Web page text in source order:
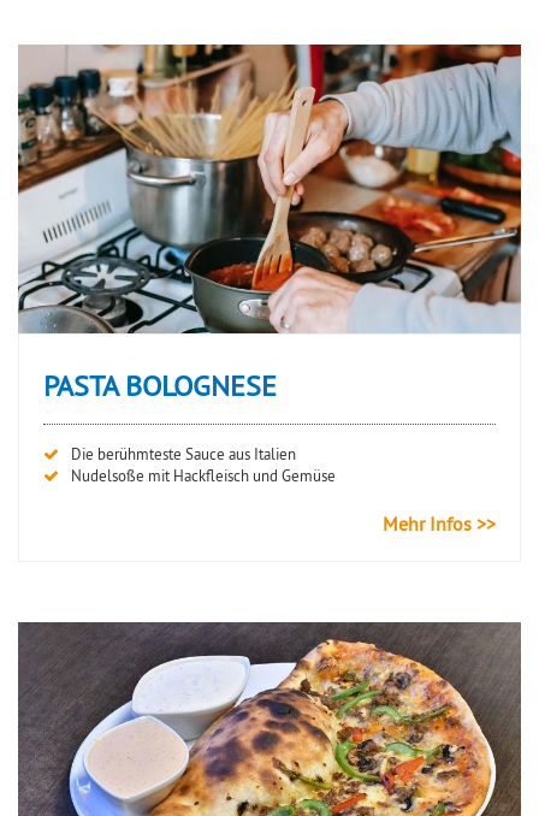
PASTA BOLOGNESE
Die berühmteste Sauce aus Italien
Nudelsoße mit Hackfleisch und Gemüse
Mehr Infos >>